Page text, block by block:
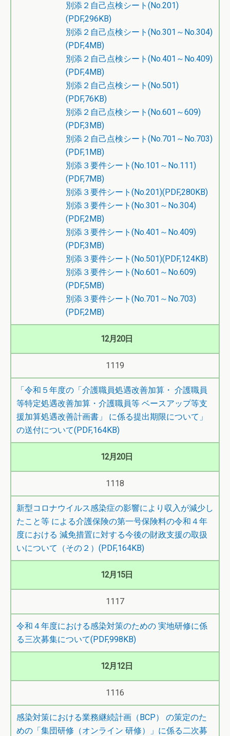
別添２自己点検シート(No.201)
(PDF,296KB)
別添２自己点検シート(No.301～No.304)
(PDF,4MB)
別添２自己点検シート(No.401～No.409)
(PDF,4MB)
別添２自己点検シート(No.501)
(PDF,76KB)
別添２自己点検シート(No.601～609)
(PDF,3MB)
別添２自己点検シート(No.701～No.703)
(PDF,1MB)
別添３要件シート(No.101～No.111)
(PDF,7MB)
別添３要件シート(No.201)(PDF,280KB)
別添３要件シート(No.301～No.304)
(PDF,2MB)
別添３要件シート(No.401～No.409)
(PDF,3MB)
別添３要件シート(No.501)(PDF,124KB)
別添３要件シート(No.601～No.609)
(PDF,5MB)
別添３要件シート(No.701～No.703)
(PDF,2MB)
12月20日
1119
「令和５年度の「介護職員処遇改善加算・ 介護職員
等特定処遇改善加算・介護職員等 ベースアップ等支
援加算処遇改善計画書」 に係る提出期限について」
の送付について(PDF,164KB)
12月20日
1118
新型コロナウイルス感染症の影響により収入が減少し
たこと等 による介護保険の第一号保険料の令和４年
度における 減免措置に対する今後の財政支援の取扱
いについて（その２）(PDF,164KB)
12月15日
1117
令和４年度における感染対策のための 実地研修に係
る三次募集について(PDF,998KB)
12月12日
1116
感染対策における業務継続計画（BCP） の策定のた
めの「集団研修（オンライン 研修）」に係る二次募